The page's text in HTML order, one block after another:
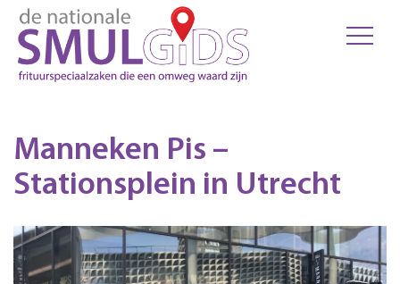
Manneken Pis –
Stationsplein in Utrecht